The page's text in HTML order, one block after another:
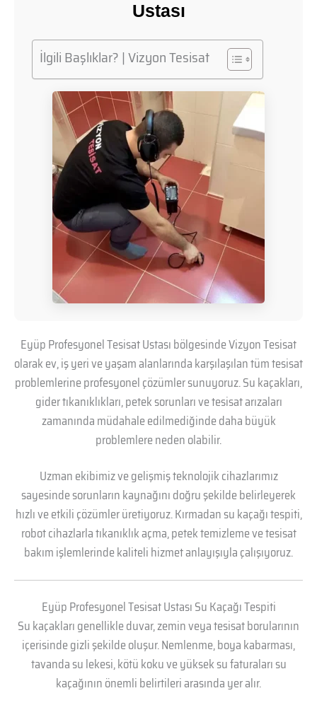
Ustası
İlgili Başlıklar? | Vizyon Tesisat
Eyüp Profesyonel Tesisat Ustası bölgesinde Vizyon Tesisat
olarak ev, iş yeri ve yaşam alanlarında karşılaşılan tüm tesisat
problemlerine profesyonel çözümler sunuyoruz. Su kaçakları,
gider tıkanıklıkları, petek sorunları ve tesisat arızaları
zamanında müdahale edilmediğinde daha büyük
problemlere neden olabilir.
Uzman ekibimiz ve gelişmiş teknolojik cihazlarımız
sayesinde sorunların kaynağını doğru şekilde belirleyerek
hızlı ve etkili çözümler üretiyoruz. Kırmadan su kaçağı tespiti,
robot cihazlarla tıkanıklık açma, petek temizleme ve tesisat
bakım işlemlerinde kaliteli hizmet anlayışıyla çalışıyoruz.
Eyüp Profesyonel Tesisat Ustası Su Kaçağı Tespiti
Su kaçakları genellikle duvar, zemin veya tesisat borularının
içerisinde gizli şekilde oluşur. Nemlenme, boya kabarması,
tavanda su lekesi, kötü koku ve yüksek su faturaları su
kaçağının önemli belirtileri arasında yer alır.